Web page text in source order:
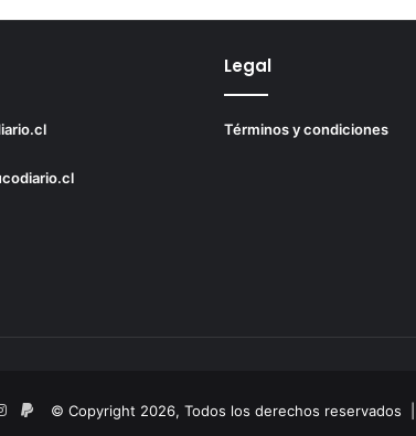
Legal
Términos y condiciones
© Copyright 2026, Todos los derechos reservados |
Instagram
PayPal